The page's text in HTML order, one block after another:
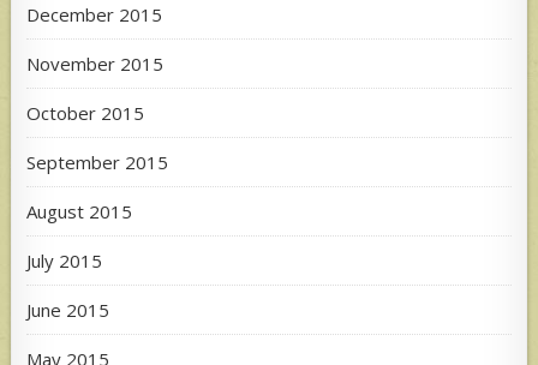
December 2015
November 2015
October 2015
September 2015
August 2015
July 2015
June 2015
May 2015